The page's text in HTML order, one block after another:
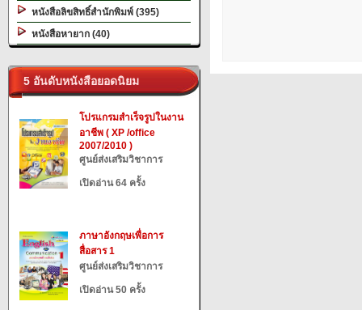
หนังสือลิขสิทธิ์สำนักพิมพ์ (395)
หนังสือหายาก (40)
5 อันดับหนังสือยอดนิยม
โปรแกรมสำเร็จรูปในงาน
อาชีพ ( XP /office
2007/2010 )
ศูนย์ส่งเสริมวิชาการ
เปิดอ่าน 64 ครั้ง
ภาษาอังกฤษเพื่อการ
สื่อสาร 1
ศูนย์ส่งเสริมวิชาการ
เปิดอ่าน 50 ครั้ง